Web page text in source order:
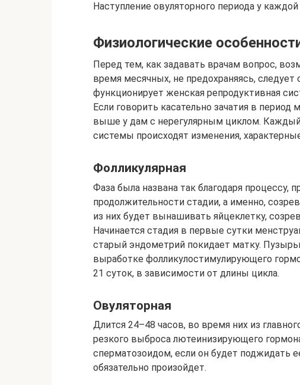
Наступление овуляторного периода у
Физиологические
Перед тем, как задавать врачам вопрос,
время месячных, не предохраняясь, следует
функционирует женская репродуктивная
Если говорить касательно зачатия в период
выше у дам с нерегулярным циклом.
системы происходят изменения,
Фолликулярная
Фаза была названа так благодаря процессу,
продолжительности стадии, а именно,
из них будет вынашивать яйцеклетку,
Начинается стадия в первые сутки
старый эндометрий покидает матку.
выработке фолликулостимулирующего
21 суток, в зависимости от длины цикла.
Овуляторная
Длится 24–48 часов, во время них из
резкого выброса лютеинизирующего
сперматозоидом, если он будет поджидать
обязательно произойдет.